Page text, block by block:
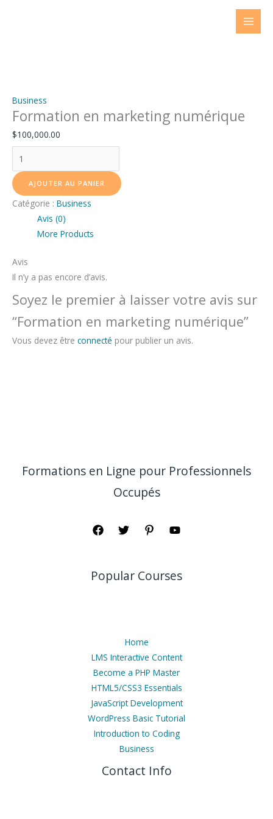
Business
Formation en marketing numérique
$100,000.00
AJOUTER AU PANIER
Catégorie : Business
Avis (0)
More Products
Avis
Il n’y a pas encore d’avis.
Soyez le premier à laisser votre avis sur
“Formation en marketing numérique”
Vous devez être connecté pour publier un avis.
Formations en Ligne pour Professionnels
Occupés
Popular Courses
Home
LMS Interactive Content
Become a PHP Master
HTML5/CSS3 Essentials
JavaScript Development
WordPress Basic Tutorial
Introduction to Coding
Business
Contact Info